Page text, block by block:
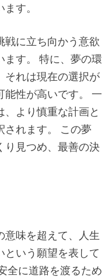
す。
戦に立ち向かう意欲
ます。 特に、夢の環
それは現在の選択が
能性が高いです。 一
より慎重な計画と
されます。 この夢
り見つめ、最善の決
意味を超えて、人生
という願望を表して
全に道路を渡るため